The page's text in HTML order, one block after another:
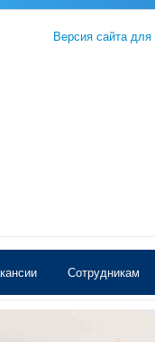
Версия сайта
Сотрудникам